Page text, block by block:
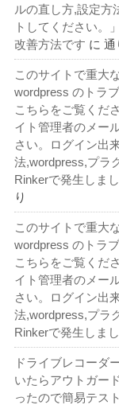
ルの直し方,設定方
トしてください。
改善方法です に 通
このサイトで重大
wordpress のトラ
こちらをご覧くだ
イト管理者のメー
さい。ログイン出
法,wordpress,プラ
Rinkerで発生しまし
り
このサイトで重大
wordpress のトラ
こちらをご覧くだ
イト管理者のメー
さい。ログイン出
法,wordpress,プラ
Rinkerで発生しまし
ドライブレコーダ
いたらアウトガー
ったので簡易テス